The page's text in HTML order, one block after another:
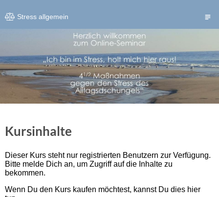
Stress allgemein
Kursinhalte
Dieser Kurs steht nur registrierten Benutzern zur Verfügung.
Bitte melde Dich an, um Zugriff auf die Inhalte zu
bekommen.
Wenn Du den Kurs kaufen möchtest, kannst Du dies hier